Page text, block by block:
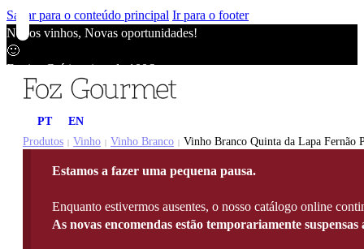
Saltar para o conteúdo principal Ir para o footer
Novos vinhos, Novas oportunidades!
🙂
Envios Grátis acima de 100€
Envios Grátis acima de 100€
Novos vinhos, Novas oportunidades!
Envios Grátis acima de 100€
PT
EN
Produtos | Vinho | Vinho Branco | Vinho Branco Quinta da Lapa Fernão
Estamos a fazer uma pequena pausa.
Enquanto estivermos ausentes, o nosso catálogo online
As novas encomendas estão temporariamente suspensas